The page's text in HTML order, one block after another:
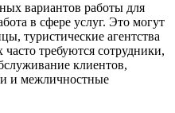
вариантов работы для
в сфере услуг. Это могут
туристические агентства
требуются сотрудники,
клиентов,
и межличностные